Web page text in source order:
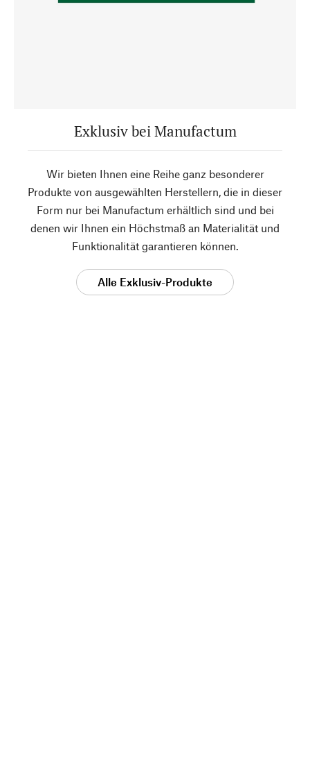
Exklusiv bei Manufactum
Wir bieten Ihnen eine Reihe ganz besonderer
Produkte von ausgewählten Herstellern, die in dieser
Form nur bei Manufactum erhältlich sind und bei
denen wir Ihnen ein Höchstmaß an Materialität und
Funktionalität garantieren können.
Alle Exklusiv-Produkte